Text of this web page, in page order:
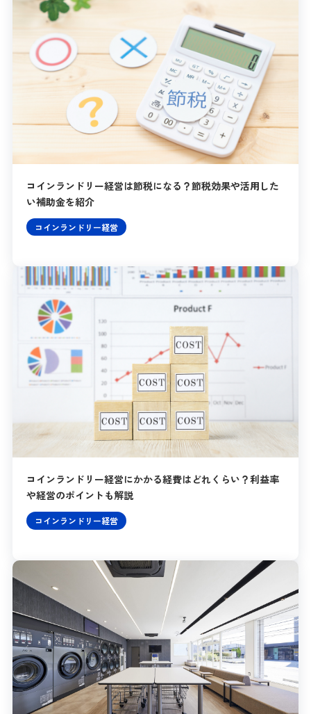
コインランドリー経営は節税になる？節税効果や活用した
い補助金を紹介
コインランドリー経営
コインランドリー経営にかかる経費はどれくらい？利益率
や経営のポイントも解説
コインランドリー経営